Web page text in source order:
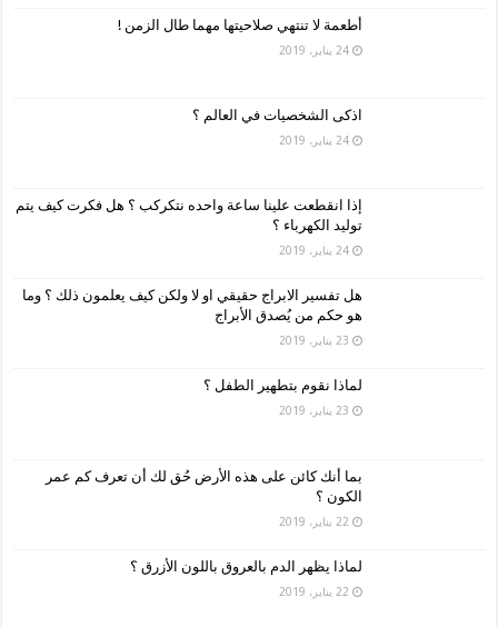
أطعمة لا تنتهي صلاحيتها مهما طال الزمن !
24 يناير، 2019
اذكى الشخصيات في العالم ؟
24 يناير، 2019
إذا انقطعت علينا ساعة واحده نتكركب ؟ هل فكرت كيف يتم
توليد الكهرباء ؟
24 يناير، 2019
هل تفسير الابراج حقيقي او لا ولكن كيف يعلمون ذلك ؟ وما
هو حكم من يُصدق الأبراج
23 يناير، 2019
لماذا نقوم بتطهير الطفل ؟
23 يناير، 2019
بما أنك كائن على هذه الأرض حُق لك أن تعرف كم عمر
الكون ؟
22 يناير، 2019
لماذا يظهر الدم بالعروق باللون الأزرق ؟
22 يناير، 2019